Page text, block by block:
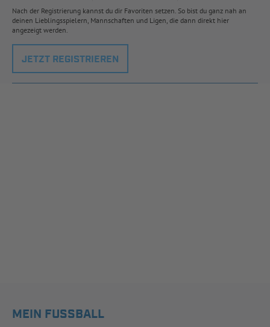
Nach der Registrierung kannst du dir Favoriten setzen. So bist du ganz nah an
deinen Lieblingsspielern, Mannschaften und Ligen, die dann direkt hier
angezeigt werden.
JETZT REGISTRIEREN
MEIN FUSSBALL